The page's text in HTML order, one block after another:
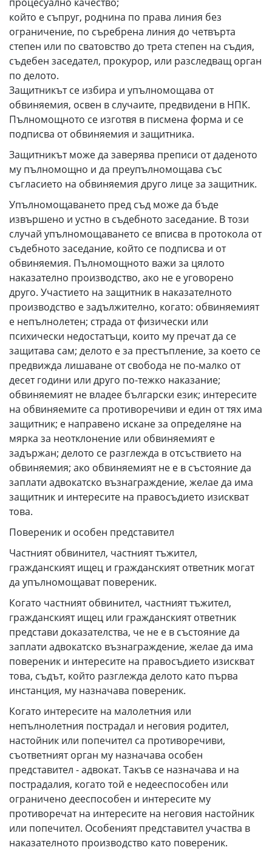
който е съпруг, роднина по права линия без
ограничение, по съребрена линия до четвърта
степен или по сватовство до трета степен на съдия,
съдебен заседател, прокурор, или разследващ орган
по делото.
Защитникът се избира и упълномощава от
обвиняемия, освен в случаите, предвидени в НПК.
Пълномощното се изготвя в писмена форма и се
подписва от обвиняемия и защитника.
Защитникът може да заверява преписи от даденото
му пълномощно и да преупълномощава със
съгласието на обвиняемия друго лице за защитник.
Упълномощаването пред съд може да бъде
извършено и устно в съдебното заседание. В този
случай упълномощаването се вписва в протокола от
съдебното заседание, който се подписва и от
обвиняемия. Пълномощното важи за цялото
наказателно производство, ако не е уговорено
друго. Участието на защитник в наказателното
производство е задължително, когато: обвиняемият
е непълнолетен; страда от физически или
психически недостатъци, които му пречат да се
защитава сам; делото е за престъпление, за което се
предвижда лишаване от свобода не по-малко от
десет години или друго по-тежко наказание;
обвиняемият не владее български език; интересите
на обвиняемите са противоречиви и един от тях има
защитник; е направено искане за определяне на
мярка за неотклонение или обвиняемият е
задържан; делото се разглежда в отсъствието на
обвиняемия; ако обвиняемият не е в състояние да
заплати адвокатско възнаграждение, желае да има
защитник и интересите на правосъдието изискват
това.
Повереник и особен представител
Частният обвинител, частният тъжител,
гражданският ищец и гражданският ответник могат
да упълномощават повереник.
Когато частният обвинител, частният тъжител,
гражданският ищец или гражданският ответник
представи доказателства, че не е в състояние да
заплати адвокатско възнаграждение, желае да има
повереник и интересите на правосъдието изискват
това, съдът, който разглежда делото като първа
инстанция, му назначава повереник.
Когато интересите на малолетния или
непълнолетния пострадал и неговия родител,
настойник или попечител са противоречиви,
съответният орган му назначава особен
представител - адвокат. Такъв се назначава и на
пострадалия, когато той е недееспособен или
ограничено дееспособен и интересите му
противоречат на интересите на неговия настойник
или попечител. Особеният представител участва в
наказателното производство като повереник.